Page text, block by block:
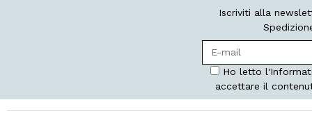
Iscriviti alla
Ho letto
accettare il